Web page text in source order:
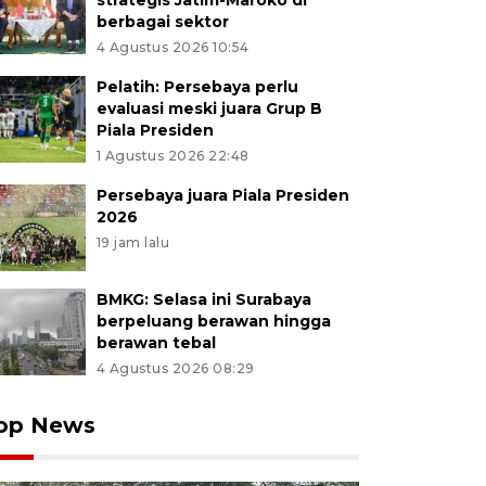
berbagai sektor
4 Agustus 2026 10:54
Pelatih: Persebaya perlu
evaluasi meski juara Grup B
Piala Presiden
1 Agustus 2026 22:48
Persebaya juara Piala Presiden
2026
19 jam lalu
BMKG: Selasa ini Surabaya
berpeluang berawan hingga
berawan tebal
4 Agustus 2026 08:29
News